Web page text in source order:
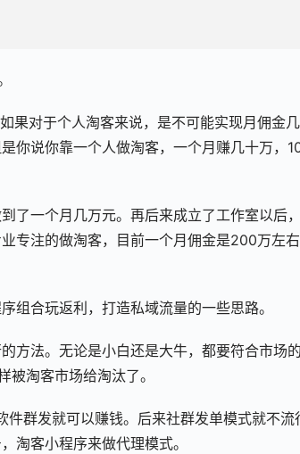
果对于个人淘客来说，是不可能实现月佣金
你说你靠一个人做淘客，一个月赚几十万，
了一个月几万元。再后来成立了工作室以后
专注的做淘客，目前一个月佣金是200万左
组合玩返利，打造私域流量的一些思路。
方法。无论是小白还是大牛，都要符合市场
淘客市场给淘汰了。
件群发就可以赚钱。后来社群发单模式就不流
淘客小程序来做代理模式。